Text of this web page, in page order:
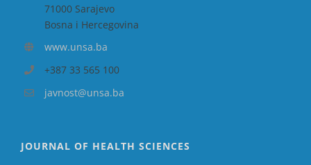
71000 Sarajevo
Bosna i Hercegovina
www.unsa.ba
+387 33 565 100
javnost@unsa.ba
JOURNAL OF HEALTH SCIENCES